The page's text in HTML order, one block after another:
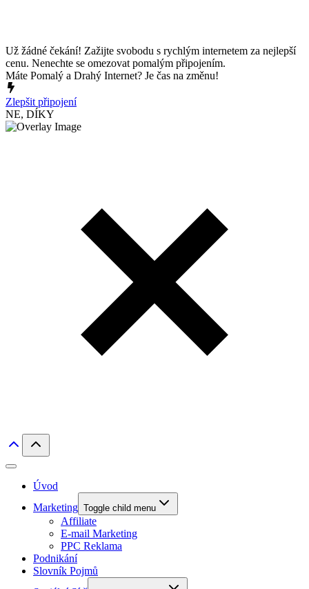
Už žádné čekání! Zažijte svobodu s rychlým internetem za nejlepší
cenu. Nenechte se omezovat pomalým připojením.
Máte Pomalý a Drahý Internet? Je čas na změnu!
Zlepšit připojení
NE, DÍKY
Úvod
Marketing Toggle child menu
Affiliate
E-mail Marketing
PPC Reklama
Podnikání
Slovník Pojmů